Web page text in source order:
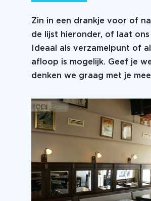
Zin in een drankje voor of
de lijst hieronder, of laat
Ideaal als verzamelpunt of
afloop is mogelijk. Geef je
denken we graag met je